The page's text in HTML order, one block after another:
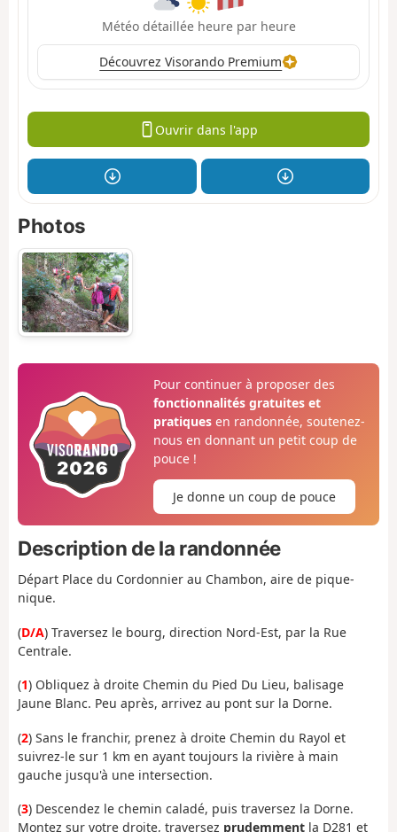
Météo détaillée heure par heure
Découvrez Visorando Premium
Ouvrir dans l'app
Photos
Pour continuer à proposer des
fonctionnalités gratuites et
pratiquesen randonnée, soutenez-
nous en donnant un petit coup de
pouce !
Je donne un coup de pouce
Description de la randonnée
Départ Place du Cordonnier au Chambon, aire de pique-
nique.
(D/A) Traversez le bourg, direction Nord-Est, par la Rue
Centrale.
(1) Obliquez à droite Chemin du Pied Du Lieu, balisage
Jaune Blanc. Peu après, arrivez au pont sur la Dorne.
(2) Sans le franchir, prenez à droite Chemin du Rayol et
suivrez-le sur 1 km en ayant toujours la rivière à main
gauche jusqu'à une intersection.
(3) Descendez le chemin caladé, puis traversez la Dorne.
Montez sur votre droite, traversez prudemment la D281 et